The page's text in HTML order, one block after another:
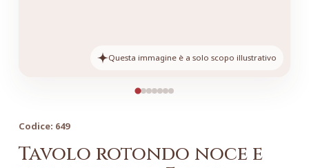
Questa immagine è a solo scopo illustrativo
Codice: 649
Tavolo rotondo noce e